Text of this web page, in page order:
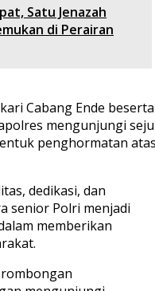
Satu Jenazah
di Perairan
Cabang Ende
mengunjungi
penghormatan
dedikasi, dan
senior Polri menjadi
memberikan